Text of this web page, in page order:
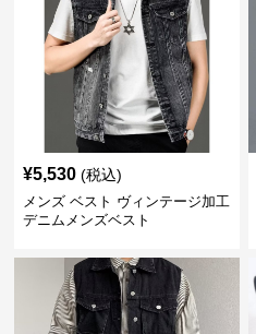
¥5,530 (税込)
メンズ ベスト ヴィンテージ加工
デニムメンズベスト